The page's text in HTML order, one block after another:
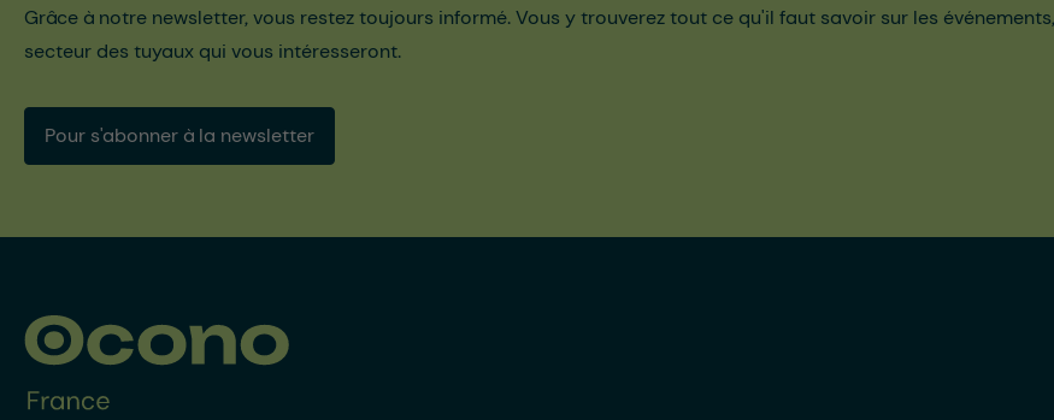
Grâce à notre newsletter, vous restez toujours informé. Vous y trouverez tout ce qu'il faut savoir sur les
secteur des tuyaux qui vous intéresseront.
Pour s'abonner à la newsletter